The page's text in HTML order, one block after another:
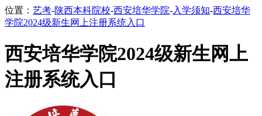
位置： 艺考-陕西本科院校-西安培华学院-入学须知-西安培华
学院2024级新生网上注册系统入口
西安培华学院2024级新生网上
注册系统入口